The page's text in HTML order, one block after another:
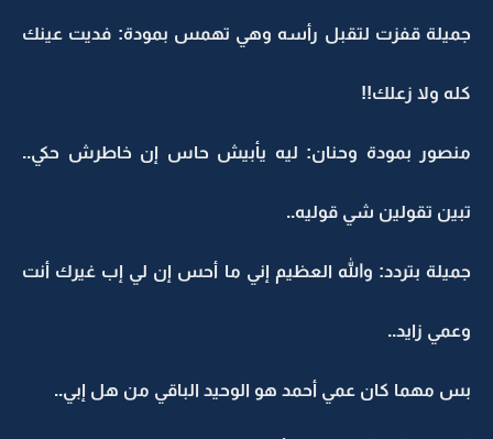
جميلة قفزت لتقبل رأسه وهي تهمس بمودة: فديت عينك
كله ولا زعلك!!
منصور بمودة وحنان: ليه يأبيش حاس إن خاطرش حكي..
تبين تقولين شي قوليه..
جميلة بتردد: والله العظيم إني ما أحس إن لي إب غيرك أنت
وعمي زايد..
بس مهما كان عمي أحمد هو الوحيد الباقي من هل إبي..